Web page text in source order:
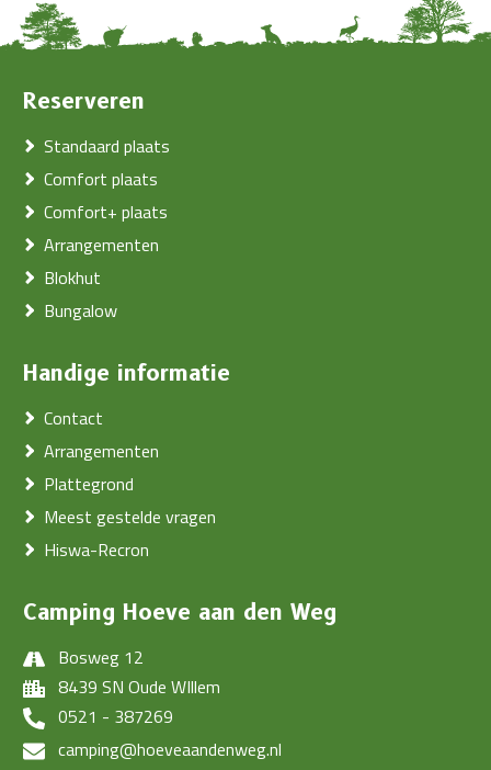
Reserveren
Standaard plaats
Comfort plaats
Comfort+ plaats
Arrangementen
Blokhut
Bungalow
Handige informatie
Contact
Arrangementen
Plattegrond
Meest gestelde vragen
Hiswa-Recron
Camping Hoeve aan den Weg
Bosweg 12
8439 SN Oude WIllem
0521 - 387269
camping@hoeveaandenweg.nl